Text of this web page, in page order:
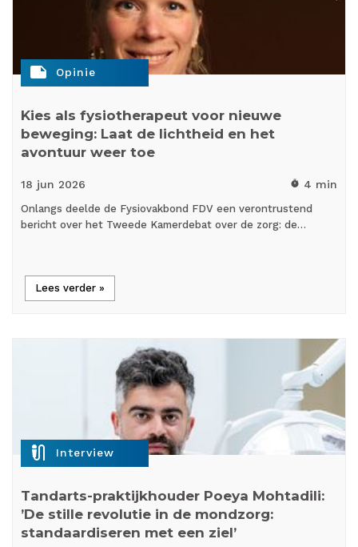
note Opinie
Kies als fysiotherapeut voor nieuwe
beweging: Laat de lichtheid en het
avontuur weer toe
18 jun 2026 timer 4 min
Onlangs deelde de Fysiovakbond FDV een verontrustend
bericht over het Tweede Kamerdebat over de zorg: de…
Lees verder »
mic_external_on Interview
Tandarts-praktijkhouder Poeya Mohtadili:
’De stille revolutie in de mondzorg:
standaardiseren met een ziel’